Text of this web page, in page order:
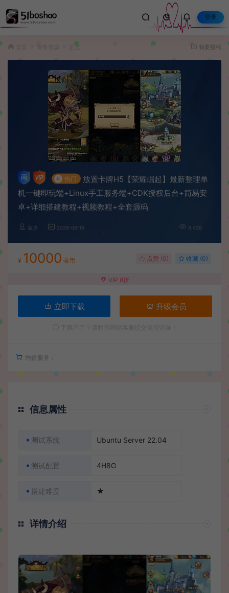
登录
寄售资源 正文 我要投稿
# 热门
放置卡牌H5【荣耀崛起】最新整理单
机一键即玩端+Linux手工服务端+CDK授权后台+简易安
卓+详细搭建教程+视频教程+全套源码
波少 2026-06-16 9,438
¥ 10000 金币 点赞 (0) 收藏 (0)
VIP 8折
立即下载 升级会员
增值服务：
信息属性
测试系统 Ubuntu Server 22.04
测试配置 4H8G
搭建难度 ★
详情介绍